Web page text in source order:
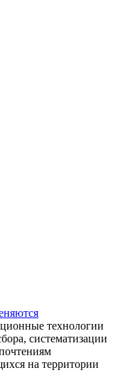
технологии
систематизации
на территории